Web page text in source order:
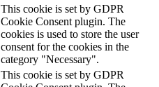
This cookie is set by GDPR
Cookie Consent plugin. The
cookies is used to store the user
consent for the cookies in the
category "Necessary".
This cookie is set by GDPR